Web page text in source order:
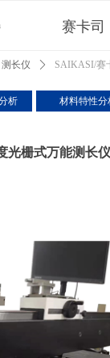
赛卡司
测长仪 ꄲ SAIKASI/赛
光栅式万能测长仪
析 材料特性分